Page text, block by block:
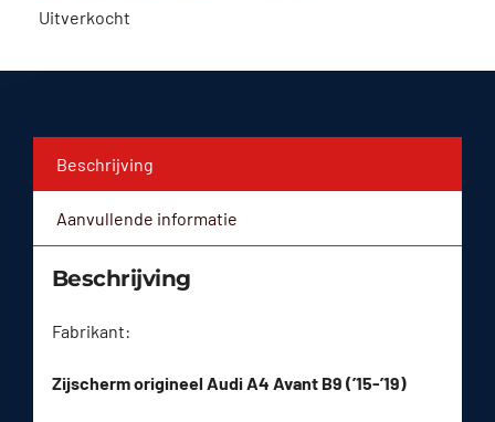
Uitverkocht
Beschrijving
Aanvullende informatie
Beschrijving
Fabrikant:
Zijscherm origineel Audi A4 Avant B9 (’15-’19)